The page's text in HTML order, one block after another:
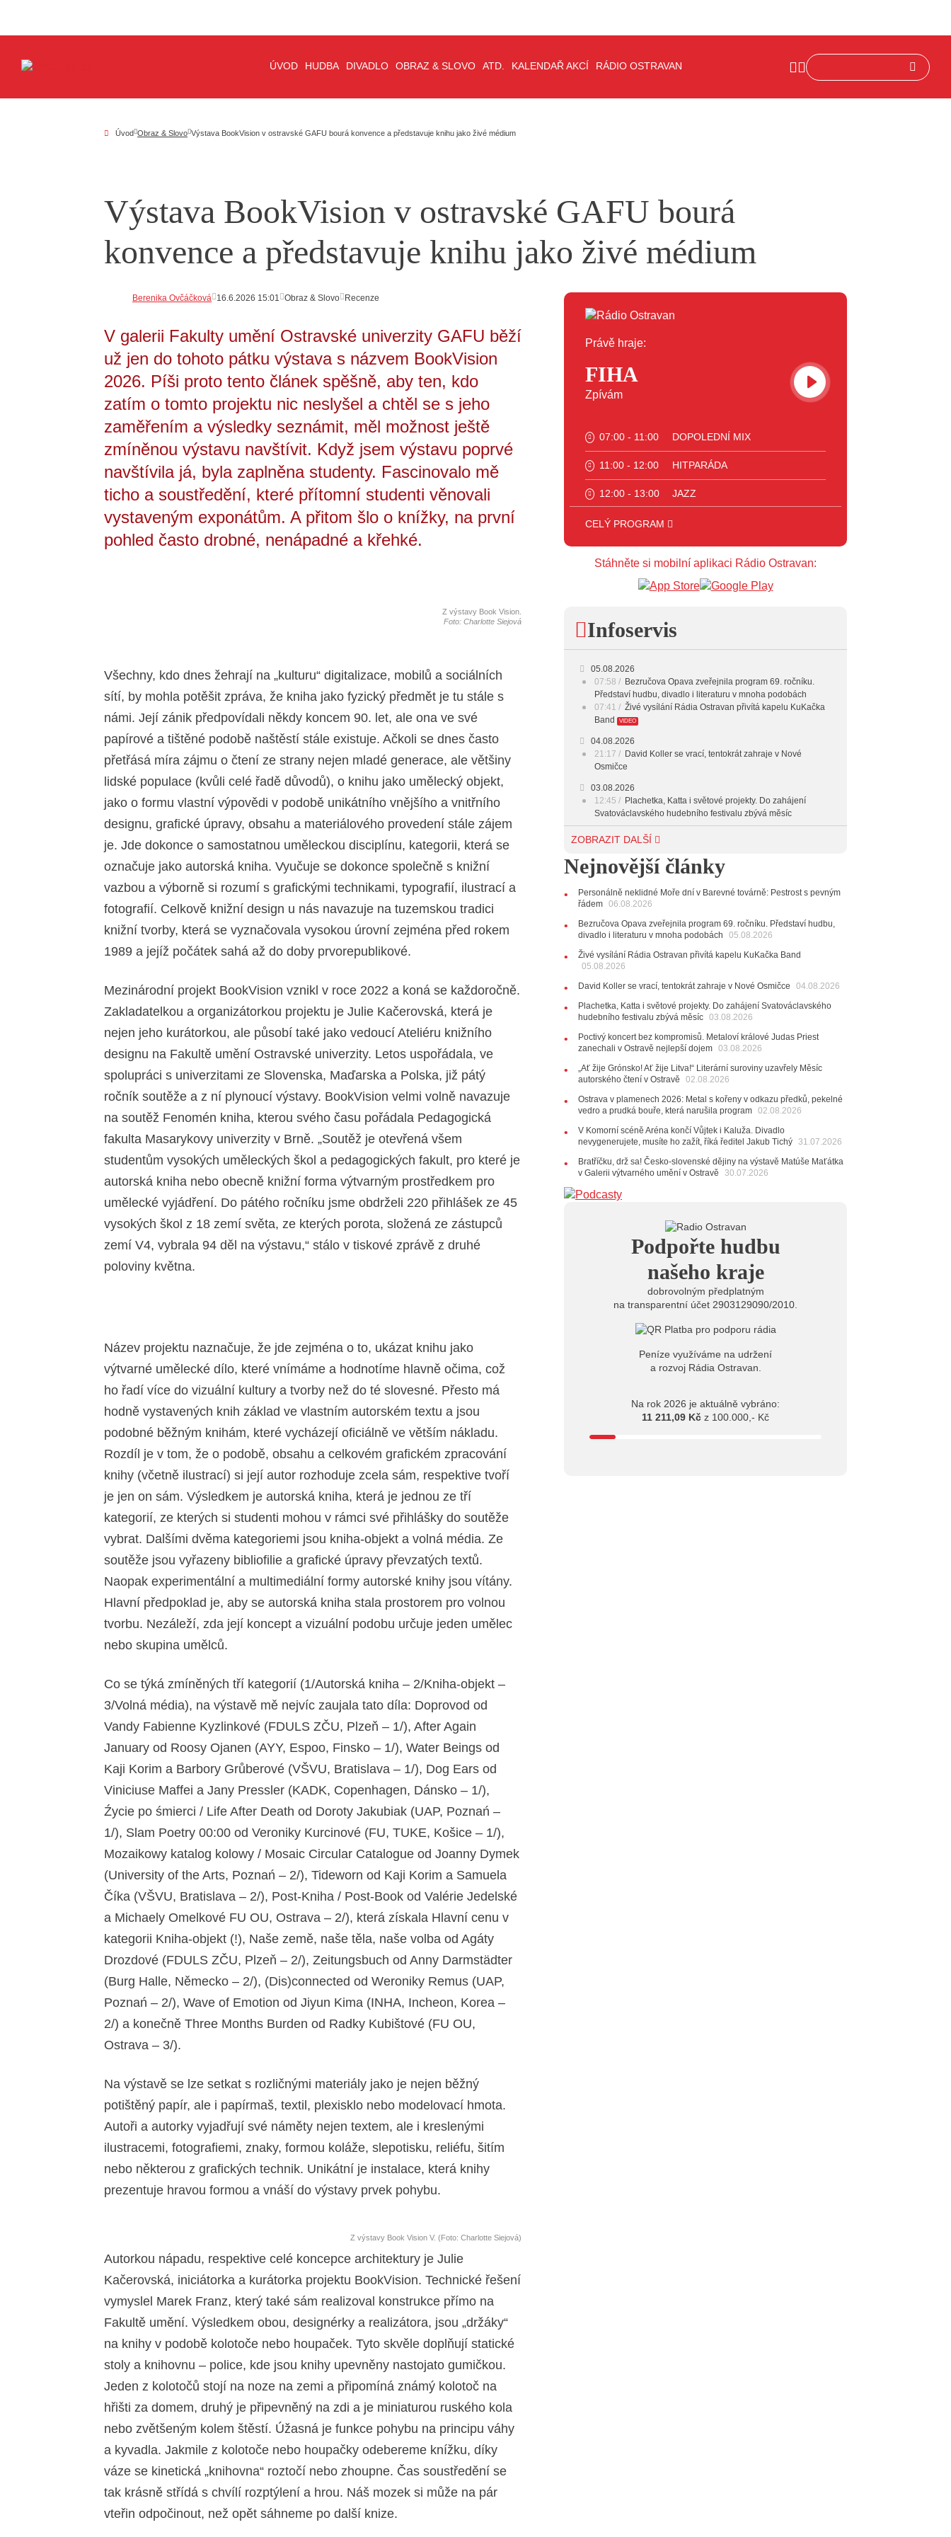
ÚVOD HUDBA DIVADLO OBRAZ & SLOVO ATD. KALENDAŘ AKCÍ RÁDIO OSTRAVAN
Úvod Obraz & Slovo Výstava BookVision v ostravské GAFU bourá konvence a představuje knihu jako živé médium
Výstava BookVision v ostravské GAFU bourá
konvence a představuje knihu jako živé médium
Berenika Ovčáčková 16.6.2026 15:01 Obraz & Slovo Recenze
V galerii Fakulty umění Ostravské univerzity GAFU běží
už jen do tohoto pátku výstava s názvem BookVision
2026. Píši proto tento článek spěšně, aby ten, kdo
zatím o tomto projektu nic neslyšel a chtěl se s jeho
zaměřením a výsledky seznámit, měl možnost ještě
zmíněnou výstavu navštívit. Když jsem výstavu poprvé
navštívila já, byla zaplněna studenty. Fascinovalo mě
ticho a soustředění, které přítomní studenti věnovali
vystaveným exponátům. A přitom šlo o knížky, na první
pohled často drobné, nenápadné a křehké.
Z výstavy Book Vision.
Foto: Charlotte Siejová
Všechny, kdo dnes žehrají na „kulturu“ digitalizace, mobilů a sociálních
sítí, by mohla potěšit zpráva, že kniha jako fyzický předmět je tu stále s
námi. Její zánik předpovídali někdy koncem 90. let, ale ona ve své
papírové a tištěné podobě naštěstí stále existuje. Ačkoli se dnes často
přetřásá míra zájmu o čtení ze strany nejen mladé generace, ale většiny
lidské populace (kvůli celé řadě důvodů), o knihu jako umělecký objekt,
jako o formu vlastní výpovědi v podobě unikátního vnějšího a vnitřního
designu, grafické úpravy, obsahu a materiálového provedení stále zájem
je. Jde dokonce o samostatnou uměleckou disciplínu, kategorii, která se
označuje jako autorská kniha. Vyučuje se dokonce společně s knižní
vazbou a výborně si rozumí s grafickými technikami, typografií, ilustrací a
fotografií. Celkově knižní design u nás navazuje na tuzemskou tradici
knižní tvorby, která se vyznačovala vysokou úrovní zejména před rokem
1989 a jejíž počátek sahá až do doby prvorepublikové.
Mezinárodní projekt BookVision vznikl v roce 2022 a koná se každoročně.
Zakladatelkou a organizátorkou projektu je Julie Kačerovská, která je
nejen jeho kurátorkou, ale působí také jako vedoucí Ateliéru knižního
designu na Fakultě umění Ostravské univerzity. Letos uspořádala, ve
spolupráci s univerzitami ze Slovenska, Maďarska a Polska, již pátý
ročník soutěže a z ní plynoucí výstavy. BookVision velmi volně navazuje
na soutěž Fenomén kniha, kterou svého času pořádala Pedagogická
fakulta Masarykovy univerzity v Brně. „Soutěž je otevřená všem
studentům vysokých uměleckých škol a pedagogických fakult, pro které je
autorská kniha nebo obecně knižní forma výtvarným prostředkem pro
umělecké vyjádření. Do pátého ročníku jsme obdrželi 220 přihlášek ze 45
vysokých škol z 18 zemí světa, ze kterých porota, složená ze zástupců
zemí V4, vybrala 94 děl na výstavu,“ stálo v tiskové zprávě z druhé
poloviny května.
Název projektu naznačuje, že jde zejména o to, ukázat knihu jako
výtvarné umělecké dílo, které vnímáme a hodnotíme hlavně očima, což
ho řadí více do vizuální kultury a tvorby než do té slovesné. Přesto má
hodně vystavených knih základ ve vlastním autorském textu a jsou
podobné běžným knihám, které vycházejí oficiálně ve větším nákladu.
Rozdíl je v tom, že o podobě, obsahu a celkovém grafickém zpracování
knihy (včetně ilustrací) si její autor rozhoduje zcela sám, respektive tvoří
je jen on sám. Výsledkem je autorská kniha, která je jednou ze tří
kategorií, ze kterých si studenti mohou v rámci své přihlášky do soutěže
vybrat. Dalšími dvěma kategoriemi jsou kniha-objekt a volná média. Ze
soutěže jsou vyřazeny bibliofilie a grafické úpravy převzatých textů.
Naopak experimentální a multimediální formy autorské knihy jsou vítány.
Hlavní předpoklad je, aby se autorská kniha stala prostorem pro volnou
tvorbu. Nezáleží, zda její koncept a vizuální podobu určuje jeden umělec
nebo skupina umělců.
Co se týká zmíněných tří kategorií (1/Autorská kniha – 2/Kniha-objekt –
3/Volná média), na výstavě mě nejvíc zaujala tato díla: Doprovod od
Vandy Fabienne Kyzlinkové (FDULS ZČU, Plzeň – 1/), After Again
January od Roosy Ojanen (AYY, Espoo, Finsko – 1/), Water Beings od
Kaji Korim a Barbory Grůberové (VŠVU, Bratislava – 1/), Dog Ears od
Viniciuse Maffei a Jany Pressler (KADK, Copenhagen, Dánsko – 1/),
Źycie po śmierci / Life After Death od Doroty Jakubiak (UAP, Poznań –
1/), Slam Poetry 00:00 od Veroniky Kurcinové (FU, TUKE, Košice – 1/),
Mozaikowy katalog kolowy / Mosaic Circular Catalogue od Joanny Dymek
(University of the Arts, Poznań – 2/), Tideworn od Kaji Korim a Samuela
Číka (VŠVU, Bratislava – 2/), Post-Kniha / Post-Book od Valérie Jedelské
a Michaely Omelkové FU OU, Ostrava – 2/), která získala Hlavní cenu v
kategorii Kniha-objekt (!), Naše země, naše těla, naše volba od Agáty
Drozdové (FDULS ZČU, Plzeň – 2/), Zeitungsbuch od Anny Darmstädter
(Burg Halle, Německo – 2/), (Dis)connected od Weroniky Remus (UAP,
Poznań – 2/), Wave of Emotion od Jiyun Kima (INHA, Incheon, Korea –
2/) a konečně Three Months Burden od Radky Kubištové (FU OU,
Ostrava – 3/).
Na výstavě se lze setkat s rozličnými materiály jako je nejen běžný
potištěný papír, ale i papírmaš, textil, plexisklo nebo modelovací hmota.
Autoři a autorky vyjadřují své náměty nejen textem, ale i kreslenými
ilustracemi, fotografiemi, znaky, formou koláže, slepotisku, reliéfu, šitím
nebo některou z grafických technik. Unikátní je instalace, která knihy
prezentuje hravou formou a vnáší do výstavy prvek pohybu.
Z výstavy Book Vision V. (Foto: Charlotte Siejová)
Autorkou nápadu, respektive celé koncepce architektury je Julie
Kačerovská, iniciátorka a kurátorka projektu BookVision. Technické řešení
vymyslel Marek Franz, který také sám realizoval konstrukce přímo na
Fakultě umění. Výsledkem obou, designérky a realizátora, jsou „držáky“
na knihy v podobě kolotoče nebo houpaček. Tyto skvěle doplňují statické
stoly a knihovnu – police, kde jsou knihy upevněny nastojato gumičkou.
Jeden z kolotočů stojí na noze na zemi a připomíná známý kolotoč na
hřišti za domem, druhý je připevněný na zdi a je miniaturou ruského kola
nebo zvětšeným kolem štěstí. Úžasná je funkce pohybu na principu váhy
a kyvadla. Jakmile z kolotoče nebo houpačky odebereme knížku, díky
váze se kinetická „knihovna“ roztočí nebo zhoupne. Čas soustředění se
tak krásně střídá s chvílí rozptýlení a hrou. Náš mozek si může na pár
vteřin odpočinout, než opět sáhneme po další knize.
Právě hraje:
FIHA
Zpívám
07:00 - 11:00 DOPOLEDNÍ MIX
11:00 - 12:00 HITPARÁDA
12:00 - 13:00 JAZZ
13:00 - 14:00
14:00 - 15:00 FOLK
15:00 - 16:00 POP STARS
17:00 - 18:00 HARD AND HEAVY CROSSOVER
18:00 - 20:00
20:00 - 23:00 VEČERNÍ MIX
23:00 - 00:00
CELÝ PROGRAM
Stáhněte si mobilní aplikaci Rádio Ostravan:
Infoservis
05.08.2026
07:58
Bezručova Opava zveřejnila program 69. ročníku.
Představí hudbu, divadlo i literaturu v mnoha podobách
07:41
Živé vysílání Rádia Ostravan přivítá kapelu KuKačka
Band
VIDEO
04.08.2026
21:17
David Koller se vrací, tentokrát zahraje v Nové
Osmičce
03.08.2026
12:45
Plachetka, Katta i světové projekty. Do zahájení
Svatováclavského hudebního festivalu zbývá měsíc
29.07.2026
listopadu v klubu Barrák
VIDEO
10:33
Úsměvné historky ze života ostravské kapely Verše:
AUDIO
28.07.2026
15:51
Koncert legendárních Judas Priest se blíží. Zbývá jen
27.07.2026
držitelka Ceny Thálie za celoživotní mistrovství
10:06
Ladná Čeladná nabídne Olympic, Langerovou i
Kirschner, návštěvníci nově zaplatí už jen pomocí čipů
24.07.2026
17:06
Zpěvačka Tanja vydala nové EP Plamen
22.07.2026
10:02
Kapela Midnight v Rádiu Ostravan: Od minulého roku
jsme upgradovali naši show
AUDIO
20:09
Na Novou Osmičku míří Bára Zmeková Trio. Výrazná
osobnost české alternativní scény zahraje ve Frýdku-Místku
14:01
Hostem živého vysílání Rádia Ostravan bude herec
Dušan Urban
20.07.2026
18.07.2026
Pimprléto promění areál Divadla loutek Ostrava v
letní centrum umění, tvoření a sousedských setkání
ZOBRAZIT DALŠÍ
Nejnovější články
Personálně neklidné Moře dní v Barevné továrně: Pestrost s pevným
řádem 06.08.2026
Bezručova Opava zveřejnila program 69. ročníku. Představí hudbu,
divadlo i literaturu v mnoha podobách
05.08.2026
Živé vysílání Rádia Ostravan přivítá kapelu KuKačka Band
05.08.2026
David Koller se vrací, tentokrát zahraje v Nové Osmičce
04.08.2026
Plachetka, Katta i světové projekty. Do zahájení Svatováclavského
hudebního festivalu zbývá měsíc 03.08.2026
Poctivý koncert bez kompromisů. Metaloví králové Judas Priest
zanechali v Ostravě nejlepší dojem 03.08.2026
„Ať žije Grónsko! Ať žije Litva!“ Literární suroviny uzavřely Měsíc
autorského čtení v Ostravě
02.08.2026
Ostrava v plamenech 2026: Metal s kořeny v odkazu předků, pekelné
vedro a prudká bouře, která narušila program 02.08.2026
V Komorní scéně Aréna končí Vůjtek i Kaluža. Divadlo
nevygenerujete, musíte ho zažít, říká ředitel Jakub Tichý 31.07.2026
Bratříčku, drž sa! Česko-slovenské dějiny na výstavě Matúše Maťátka
v Galerii výtvarného umění v Ostravě
30.07.2026
Podpořte hudbu
našeho kraje
dobrovolným předplatným
na transparentní účet 2903129090/2010.
Peníze využíváme na udržení
a rozvoj Rádia Ostravan.
Na rok 2026 je aktuálně vybráno:
11 211,09 Kč z 100.000,- Kč